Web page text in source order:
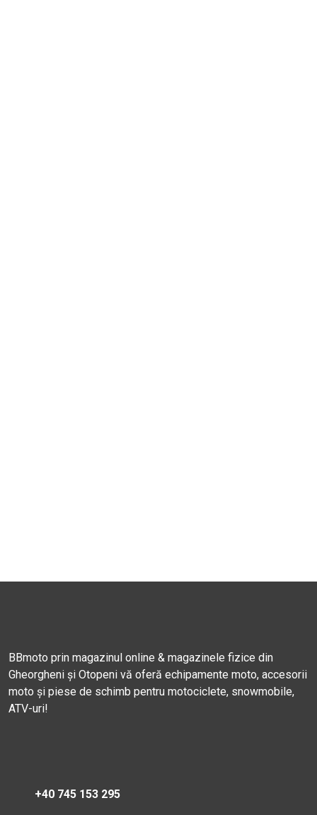
BBmoto prin magazinul online & magazinele fizice din
Gheorgheni și Otopeni vă oferă echipamente moto, accesorii
moto și piese de schimb pentru motociclete, snowmobile,
ATV-uri!
+40 745 153 295